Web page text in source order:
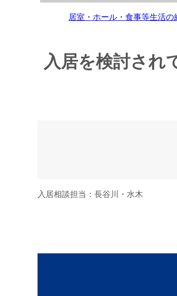
ご本人の照
お客さま
当社は
居室・ホール・食事等生活の
入居を検討され
入居相談担当：長谷川・水木